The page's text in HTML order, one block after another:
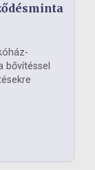
bővítéssel